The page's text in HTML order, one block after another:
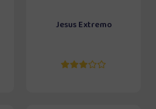
Jesus Extremo